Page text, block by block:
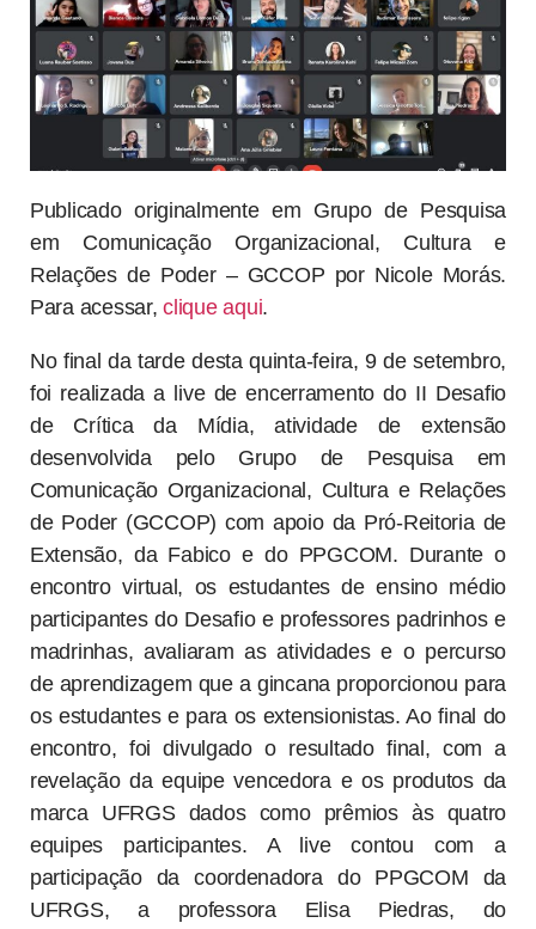
Publicado originalmente em Grupo de Pesquisa
em Comunicação Organizacional, Cultura e
Relações de Poder – GCCOP por Nicole Morás.
Para acessar,clique aqui.
No final da tarde desta quinta-feira, 9 de setembro,
foi realizada a live de encerramento do II Desafio
de Crítica da Mídia, atividade de extensão
desenvolvida pelo Grupo de Pesquisa em
Comunicação Organizacional, Cultura e Relações
de Poder (GCCOP) com apoio da Pró-Reitoria de
Extensão, da Fabico e do PPGCOM. Durante o
encontro virtual, os estudantes de ensino médio
participantes do Desafio e professores padrinhos e
madrinhas, avaliaram as atividades e o percurso
de aprendizagem que a gincana proporcionou para
os estudantes e para os extensionistas. Ao final do
encontro, foi divulgado o resultado final, com a
revelação da equipe vencedora e os produtos da
marca UFRGS dados como prêmios às quatro
equipes participantes. A live contou com a
participação da coordenadora do PPGCOM da
UFRGS, a professora Elisa Piedras, do